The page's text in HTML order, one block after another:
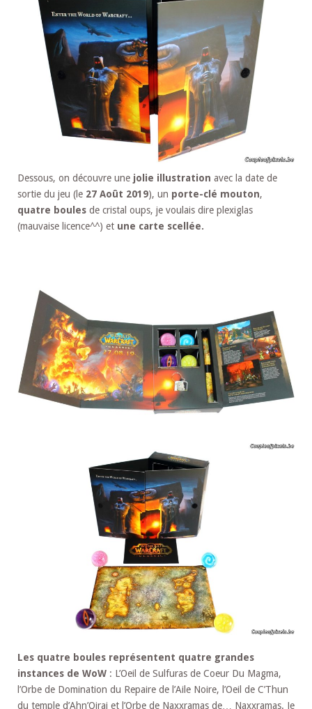
Dessous, on découvre une jolie illustration avec la date de
sortie du jeu (le 27 Août 2019), un porte-clé mouton,
quatre boules de cristal oups, je voulais dire plexiglas
(mauvaise licence^^) et une carte scellée.
Les quatre boules représentent quatre grandes
instances de WoW : L’Oeil de Sulfuras de Coeur Du Magma,
l’Orbe de Domination du Repaire de l’Aile Noire, l’Oeil de C’Thun
du temple d’Ahn’Qiraj et l’Orbe de Naxxramas de… Naxxramas. Je